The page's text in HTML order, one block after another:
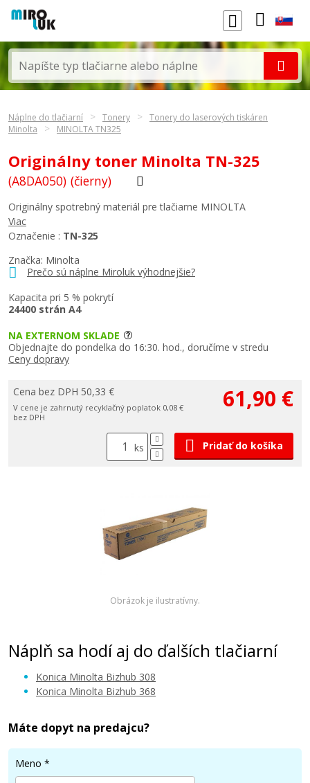
Náplne do tlačiarní Tonery
Tonery do laserových tiskáren
Minolta
MINOLTA TN325
Originálny toner Minolta TN-325
(A8DA050) (čierny)
Značka: Minolta
Prečo sú náplne Miroluk výhodnejšie?
Kapacita pri 5 % pokrytí
24400 strán A4
Originálny spotrebný materiál pre tlačiarne MINOLTA
Viac
Označenie : TN-325
NA EXTERNOM SKLADE
Objednajte do pondelka do 16:30. hod., doručíme v stredu
Ceny dopravy
Cena bez DPH 50,33 €
V cene je zahrnutý recyklačný poplatok 0,08 €
bez DPH
61,90 €
ks Pridať do košíka
Obrázok je ilustratívny.
Náplň sa hodí aj do ďalších tlačiarní
Konica Minolta Bizhub 308
Konica Minolta Bizhub 368
Máte dopyt na predajcu?
Meno *